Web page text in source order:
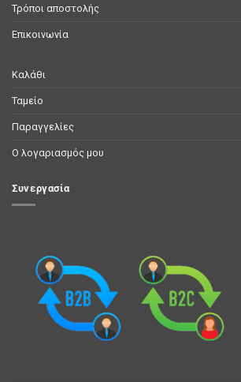
Τρόποι αποστολής
Επικοινωνία
Καλάθι
Ταμείο
Παραγγελίες
Ο λογαριασμός μου
Συνεργασία